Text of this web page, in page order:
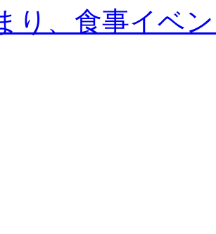
り、食事イベ